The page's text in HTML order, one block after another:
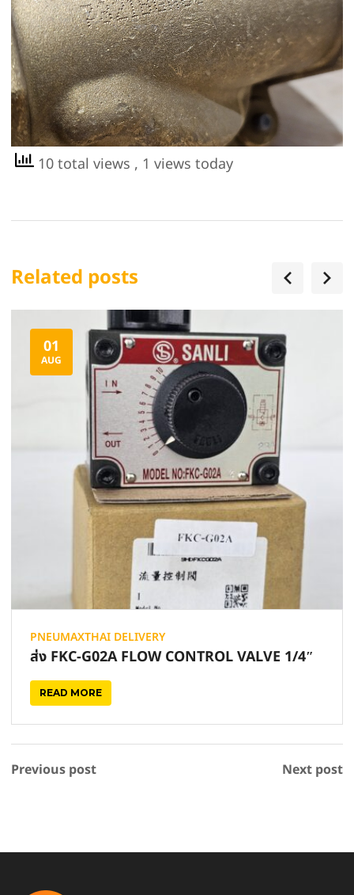
10 total views , 1 views today
Related posts
01
AUG
PNEUMAXTHAI DELIVERY
ส่ง FKC-G02A FLOW CONTROL VALVE 1/4″
READ MORE
Previous post Next post